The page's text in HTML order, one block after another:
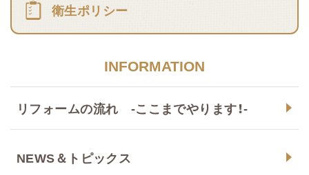
衛生ポリシー
INFORMATION
リフォームの流れ -ここまでやります！-
NEWS＆トピックス